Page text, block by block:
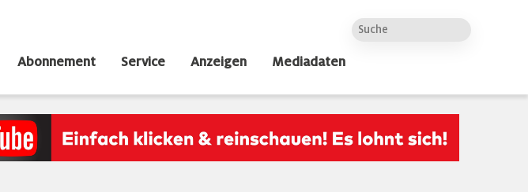
Abonnement Service Anzeigen Mediadaten